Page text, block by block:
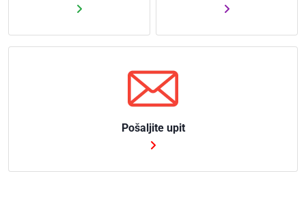
8 51 368 (OPEL)
Pošaljite upit